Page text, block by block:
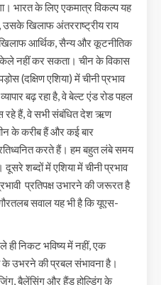
भारत के लिए एकमात्र विकल्प यह
उसके खिलाफ अंतरराष्ट्रीय राय
आर्थिक, सैन्य और कूटनीतिक
नहीं कर सकता। चीन के विकास
(दक्षिण एशिया) में चीनी प्रभाव
बढ़ रहा है, वे बेल्ट एंड रोड पहल
रहे हैं, वे सभी संबंधित देश ऋण
के करीब हैं और कई बार
करते हैं। हम बहुत लंबे समय
शब्दों में एशिया में चीनी प्रभाव
प्रतिपक्ष उभारने की जरूरत है
सवाल यह भी है कि यूएस-
निकट भविष्य में नहीं, एक
के उभरने की प्रबल संभावना है।
बैलेंसिंग और हैंड होल्डिंग के